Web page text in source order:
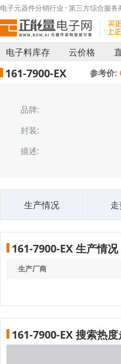
电子元器件分销行业 · 第三方综合服务
电子料库存 云价格
161-7900-EX 参考价:
品牌:
封装:
描述:
生产情况
161-7900-EX 生产情况
生产厂商
161-7900-EX 搜索热